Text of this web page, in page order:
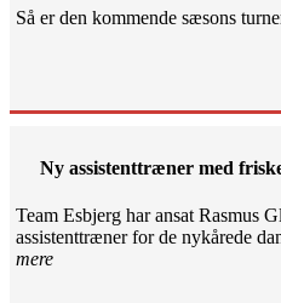
Så er den kommende sæsons
Ny assistenttræner med
Team Esbjerg har ansat Rasmus
assistenttræner for de nykårede
mere